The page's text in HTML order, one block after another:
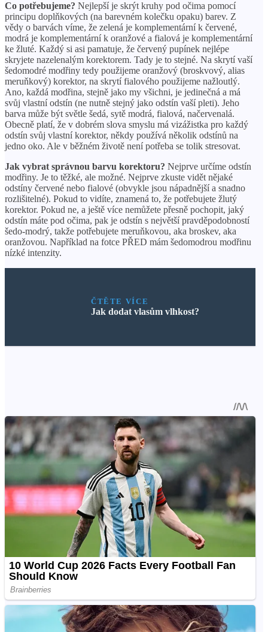
Co potřebujeme? Nejlepší je skrýt kruhy pod očima pomocí
principu doplňkových (na barevném kolečku opaku) barev. Z
vědy o barvách víme, že zelená je komplementární k červené,
modrá je komplementární k oranžové a fialová je komplementární
ke žluté. Každý si asi pamatuje, že červený pupínek nejlépe
skryjete nazelenalým korektorem. Tady je to stejné. Na skrytí vaší
šedomodré modřiny tedy použijeme oranžový (broskvový, alias
meruňkový) korektor, na skrytí fialového použijeme nažloutlý.
Ano, každá modřina, stejně jako my všichni, je jedinečná a má
svůj vlastní odstín (ne nutně stejný jako odstín vaší pleti). Jeho
barva může být světle šedá, sytě modrá, fialová, načervenalá.
Obecně platí, že v dobrém slova smyslu má vizážistka pro každý
odstín svůj vlastní korektor, někdy používá několik odstínů na
jedno oko. Ale v běžném životě není potřeba se tolik stresovat.
Jak vybrat správnou barvu korektoru? Nejprve určíme odstín
modřiny. Je to těžké, ale možné. Nejprve zkuste vidět nějaké
odstíny červené nebo fialové (obvykle jsou nápadnější a snadno
rozlišitelné). Pokud to vidíte, znamená to, že potřebujete žlutý
korektor. Pokud ne, a ještě více nemůžete přesně pochopit, jaký
odstín máte pod očima, pak je odstín s největší pravděpodobností
šedo-modrý, takže potřebujete meruňkovou, aka broskev, aka
oranžovou. Například na fotce PŘED mám šedomodrou modřinu
nízké intenzity.
ČTĚTE VÍCE
Jak dodat vlasům vlhkost?